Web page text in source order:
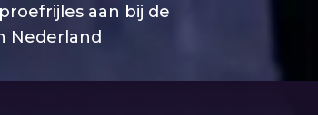
aan bij de
Nederland